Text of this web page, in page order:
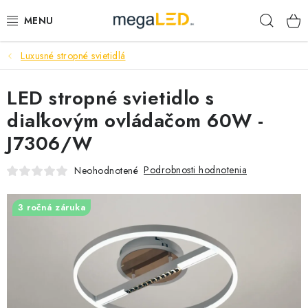
na
PRIEMYSEL
SVIETIDLÁ
ŽIAROVKY A TRUBICE
PRACOVNÉ SVIETIDLÁ
ELEKTROMATERIÁL
SAMSUNG SVIETIDLÁ
Luxusné stropné svietidlá
LED stropné svietidlo s
diaľkovým ovládačom 60W -
J7306/W
Neohodnotené Podrobnosti hodnotenia
3 ročná záruka